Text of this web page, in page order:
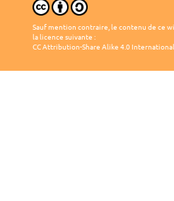
Sauf mention contraire, le contenu de ce
la licence suivante :
CC Attribution-Share Alike 4.0 International